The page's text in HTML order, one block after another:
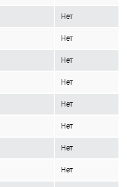
Нет
Нет
Нет
Нет
Нет
Нет
Нет
Нет